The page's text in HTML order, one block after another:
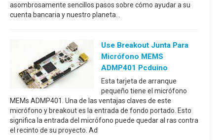
asombrosamente sencillos pasos sobre cómo ayudar a su
cuenta bancaria y nuestro planeta...
Use Breakout Junta Para
Micrófono MEMS
ADMP401 Pcduino
Esta tarjeta de arranque
pequeño tiene el micrófono
MEMs ADMP401. Una de las ventajas claves de este
micrófono y breakout es la entrada de fondo portado. Esto
significa la entrada del micrófono puede quedar al ras contra
el recinto de su proyecto. Ad